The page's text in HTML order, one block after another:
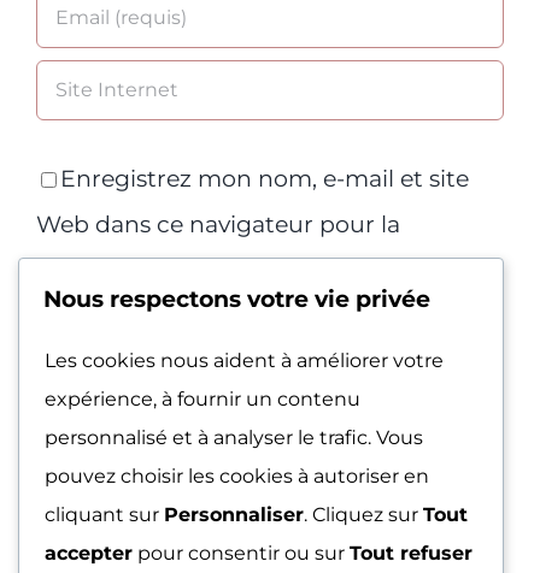
Enregistrez mon nom, e-mail et site
Web dans ce navigateur pour la
Nous respectons votre vie privée
Les cookies nous aident à améliorer votre
expérience, à fournir un contenu
personnalisé et à analyser le trafic. Vous
pouvez choisir les cookies à autoriser en
cliquant sur Personnaliser. Cliquez sur Tout
accepter pour consentir ou sur Tout refuser